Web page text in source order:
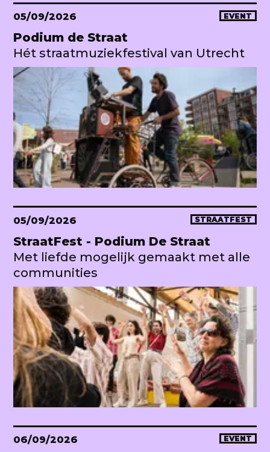
05/09/2026 EVENT
Podium de Straat
Hét straatmuziekfestival van Utrecht
05/09/2026 STRAATFEST
StraatFest - Podium De Straat
Met liefde mogelijk gemaakt met alle
communities
06/09/2026 EVENT